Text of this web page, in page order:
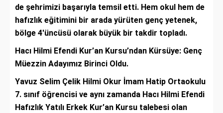
de şehrimizi başarıyla temsil etti. Hem okul hem de
hafızlık eğitimini bir arada yürüten genç yetenek,
bölge 4'üncüsü olarak büyük bir takdir topladı.
Hacı Hilmi Efendi Kur’an Kursu’ndan Kürsüye: Genç
Müezzin Adayımız Birinci Oldu.
Yavuz Selim Çelik Hilmi Okur İmam Hatip Ortaokulu
7. sınıf öğrencisi ve aynı zamanda Hacı Hilmi Efendi
Hafızlık Yatılı Erkek Kur’an Kursu talebesi olan